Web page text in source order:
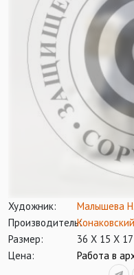
Художник:
Малышева
Производитель:
Размер:
36 Х 15 Х
Цена:
Работа в